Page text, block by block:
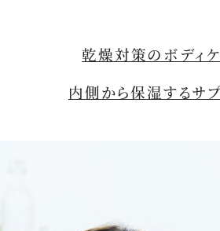
乾燥対策のボディ
内側から保湿するサ